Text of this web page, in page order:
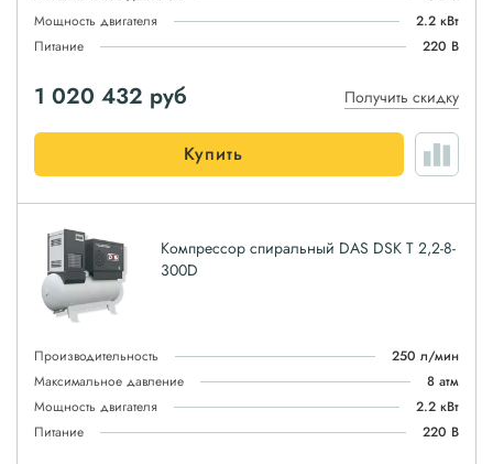
Мощность двигателя
2.2 кВт
Питание
220 В
1 020 432 руб Получить скидку
Купить
Компрессор спиральный DAS DSK T 2,2-8-
300D
Производительность
250 л/мин
Максимальное давление
8 атм
Мощность двигателя
2.2 кВт
Питание
220 В